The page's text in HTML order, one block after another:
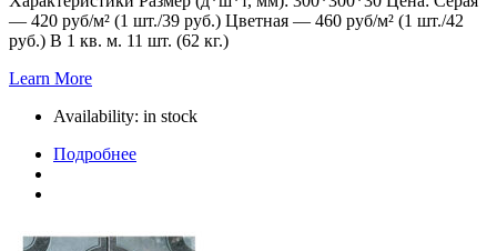
— 420 руб/м² (1 шт./39 руб.) Цветная — 460 руб/м² (1 шт./42
руб.) В 1 кв. м. 11 шт. (62 кг.)
Learn More
Availability: in stock
Подробнее